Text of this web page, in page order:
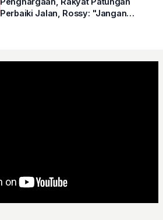
Perbaiki Jalan, Rossy: "Jangan